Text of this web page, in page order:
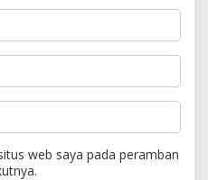
web saya pada peramban